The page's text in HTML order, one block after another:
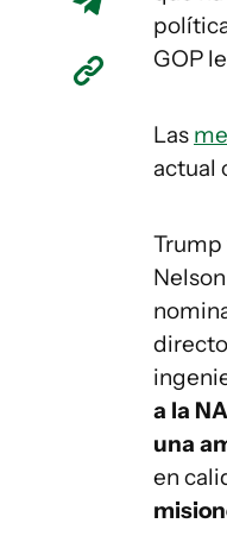
GOP
Las
actual
Trump
a la
una
en